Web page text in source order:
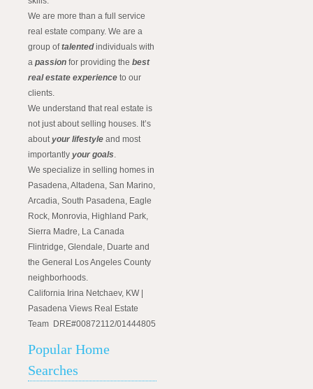
We are more than a full service
real estate company. We are a
group oftalentedindividuals with
a passion for providing the best
real estate experience to our
clients.
We understand that real estate is
not just about selling houses. It’s
aboutyour lifestyle and most
importantly your goals.
We specialize in selling homes in
Pasadena, Altadena, San Marino,
Arcadia, South Pasadena, Eagle
Rock, Monrovia, Highland Park,
Sierra Madre, La Canada
Flintridge, Glendale, Duarte and
the General Los Angeles County
neighborhoods.
California Irina Netchaev, KW |
Pasadena Views Real Estate
Team DRE#00872112/01444805
Popular Home
Searches